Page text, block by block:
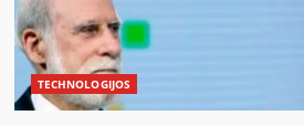
TECHNOLOGIJOS